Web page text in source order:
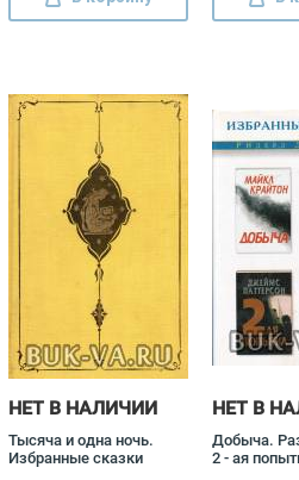
НЕТ В НАЛИЧИИ
Тысяча и одна ночь.
Избранные сказки
НЕТ В
Добыча.
2 - ая